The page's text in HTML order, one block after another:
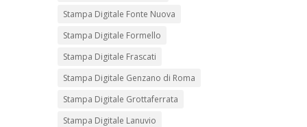
Stampa Digitale Fonte Nuova
Stampa Digitale Formello
Stampa Digitale Frascati
Stampa Digitale Genzano di Roma
Stampa Digitale Grottaferrata
Stampa Digitale Lanuvio